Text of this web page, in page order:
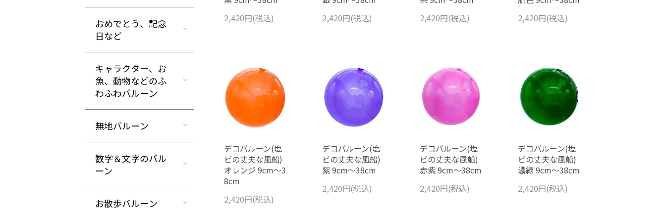
2,420円(税込)
2,420円(税込)
2,420円(税込)
2,420円(税込)
デコバルーン(塩
ビの丈夫な風船)
オレンジ 9cm～3
8cm
2,420円(税込)
デコバルーン(塩
ビの丈夫な風船)
紫 9cm～38cm
2,420円(税込)
デコバルーン(塩
ビの丈夫な風船)
赤紫 9cm～38cm
2,420円(税込)
デコバルーン(塩
ビの丈夫な風船)
濃緑 9cm～38cm
2,420円(税込)
おめでとう、記念
日など
キャラクター、お
魚、動物などのふ
わふわバルーン
無地バルーン
数字＆文字のバル
ーン
お散歩バルーン